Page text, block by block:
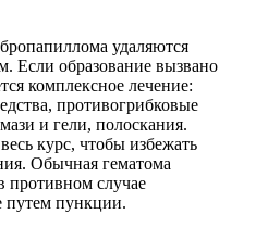
удаляются
Если образование вызвано
комплексное лечение:
противогрибковые
и гели, полоскания.
курс, чтобы избежать
Обычная гематома
противном случае
путем пункции.